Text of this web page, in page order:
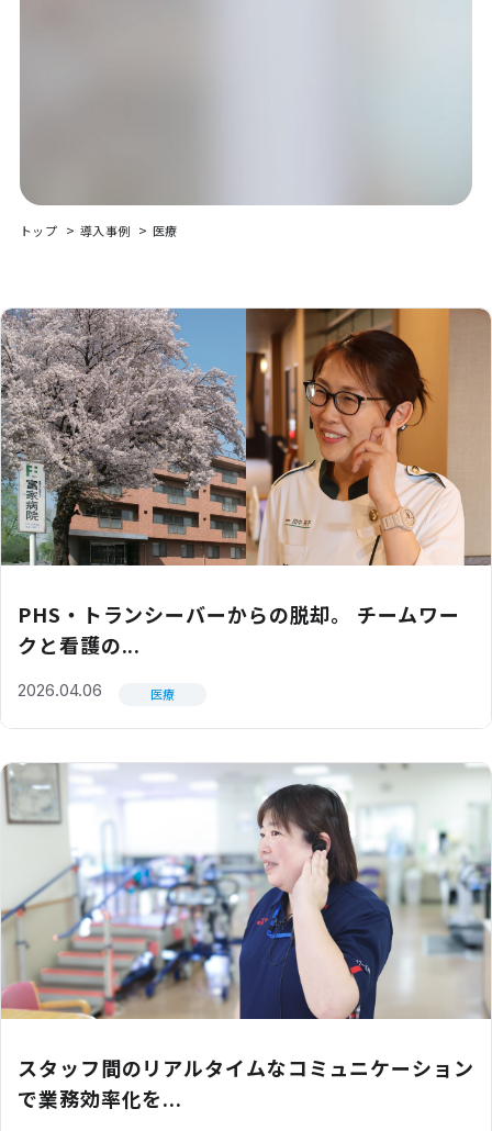
トップ 導入事例 医療
PHS・トランシーバーからの脱却。 チームワー
クと看護の...
2026.04.06 医療
スタッフ間のリアルタイムなコミュニケーション
で業務効率化を...